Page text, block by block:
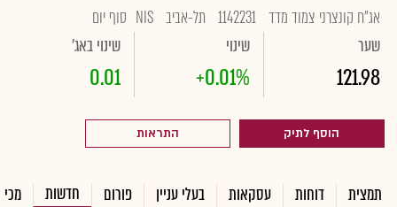
אג"ח קונצרני צמוד מדד 1142231 תל-אביב NIS סוף יום
שער
121.98
שינוי
+0.01%
שינוי באג'
0.01
הוסף לתיק התראות
תמצית דוחות עסקאות בעלי עניין פורום חדשות